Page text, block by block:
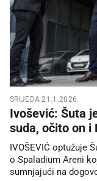
SRIJEDA 21.1.2026.
Ivošević: Šuta
suda, očito on i
IVOŠEVIĆ optužuje
o Spaladium Areni
sumnjajući na